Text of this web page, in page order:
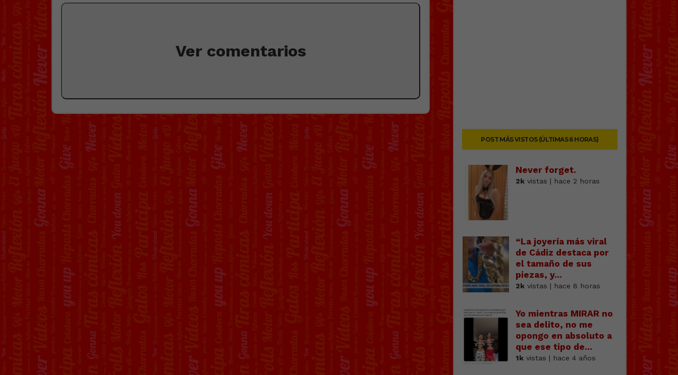
Ver comentarios
POST MÁS VISTOS (ÚLTIMAS 6 HORAS)
Never forget.
2kvistas | hace 2 horas
“La joyería más viral
de Cádiz destaca por
el tamaño de sus
piezas, y...
2kvistas | hace 8 horas
Yo mientras MIRAR no
sea delito, no me
opongo en absoluto a
que ese tipo de...
1kvistas | hace 4 años